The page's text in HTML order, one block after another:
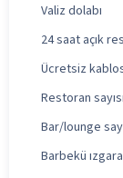
Valiz dolabı
24 saat açık
Ücretsiz
Restoran
Bar/lounge
Barbekü